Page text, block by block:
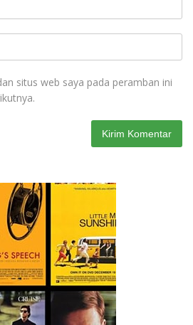
situs web saya pada peramban ini